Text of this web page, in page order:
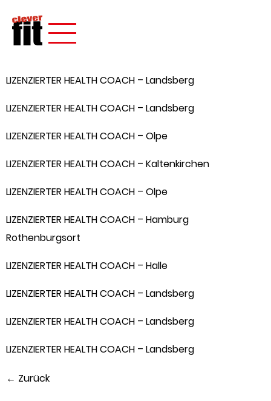
LIZENZIERTER HEALTH COACH – Landsberg
LIZENZIERTER HEALTH COACH – Landsberg
LIZENZIERTER HEALTH COACH – Olpe
LIZENZIERTER HEALTH COACH – Kaltenkirchen
LIZENZIERTER HEALTH COACH – Olpe
LIZENZIERTER HEALTH COACH – Hamburg
Rothenburgsort
LIZENZIERTER HEALTH COACH – Halle
LIZENZIERTER HEALTH COACH – Landsberg
LIZENZIERTER HEALTH COACH – Landsberg
LIZENZIERTER HEALTH COACH – Landsberg
← Zurück